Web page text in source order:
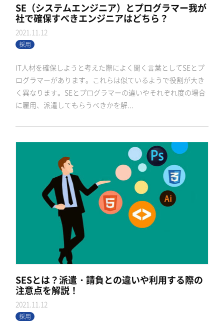
SE（システムエンジニア）とプログラマー我が
社で確保すべきエンジニアはどちら？
2021.11.12
採用
IT人材を確保しようと考えた際によく聞く言葉としてSEとプ
ログラマーがあります。これらは似ているようで役割が大き
く異なります。SEとプログラマーの違いやそれぞれ度の場合
に雇用、派遣してもらうべきかを解...
SESとは？派遣・請負との違いや利用する際の
注意点を解説！
2021.11.12
採用